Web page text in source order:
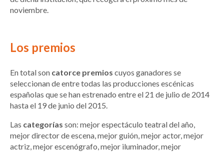
noviembre.
Los premios
En total son catorce premios cuyos ganadores se
seleccionan de entre todas las producciones escénicas
españolas que se han estrenado entre el 21 de julio de 2014
hasta el 19 de junio del 2015.
Las categorías son: mejor espectáculo teatral del año,
mejor director de escena, mejor guión, mejor actor, mejor
actriz, mejor escenógrafo, mejor iluminador, mejor